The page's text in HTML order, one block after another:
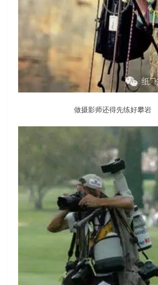
做摄影师还得先练好攀岩